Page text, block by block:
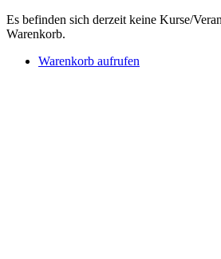
Es befinden sich derzeit keine Kurse/
Warenkorb.
Warenkorb aufrufen